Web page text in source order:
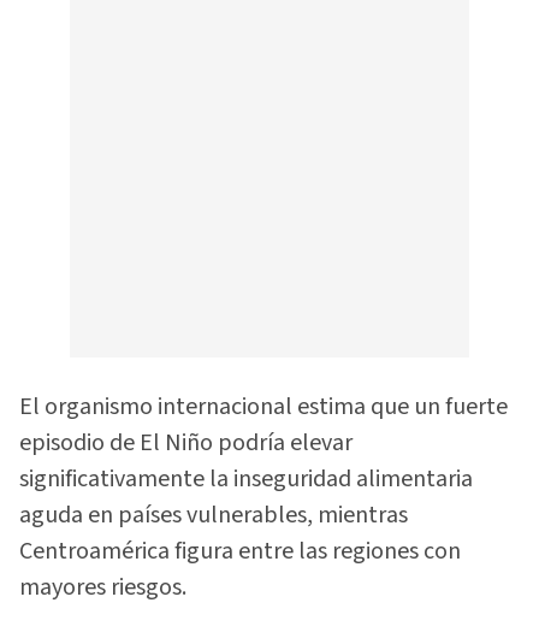
El organismo internacional estima que un fuerte
episodio de El Niño podría elevar
significativamente la inseguridad alimentaria
aguda en países vulnerables, mientras
Centroamérica figura entre las regiones con
mayores riesgos.